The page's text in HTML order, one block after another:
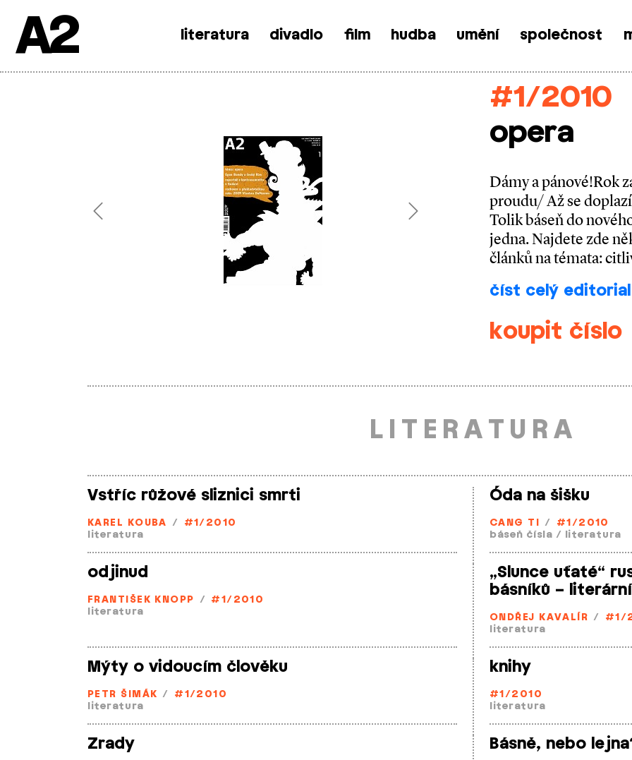
SkipA2 literatura divadlo film hudba umění společnost
Previous Next
#1/2010
opera
Dámy a pánové!Rok
proudu/ Až se
Tolik báseň do
jedna. Najdete zde
článků na témata:
číst celý editorial
koupit číslo
LITERATURA
Vstříc růžové sliznici smrti
KAREL KOUBA /
#1/2010
literatura
Óda na šišku
CANG TI /
#1/2010
báseň čísla / literatura
odjinud
FRANTIŠEK KNOPP / #1/2010
literatura
„Slunce uťaté“
básníků –
ONDŘEJ KAVALÍR /
#1/
literatura
Mýty o vidoucím člověku
PETR ŠIMÁK /
#1/2010
literatura
knihy
#1/2010
literatura
Zrady Básně, nebo